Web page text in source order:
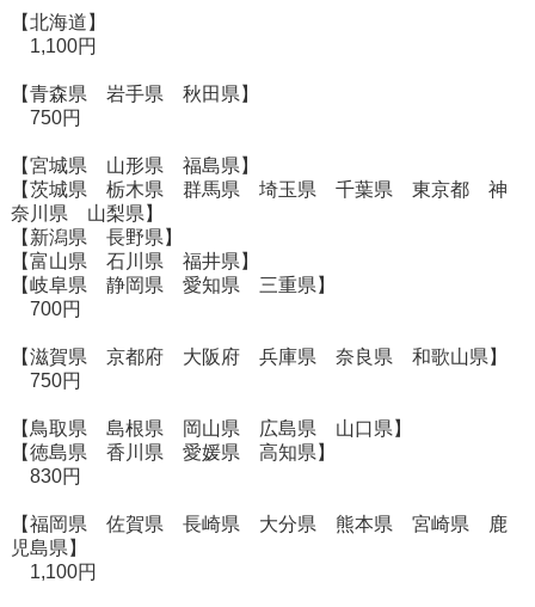
【北海道】
1,100円
【青森県 岩手県 秋田県】
750円
【宮城県 山形県 福島県】
【茨城県 栃木県 群馬県 埼玉県 千葉県 東京都 神
奈川県 山梨県】
【新潟県 長野県】
【富山県 石川県 福井県】
【岐阜県 静岡県 愛知県 三重県】
700円
【滋賀県 京都府 大阪府 兵庫県 奈良県 和歌山県】
750円
【鳥取県 島根県 岡山県 広島県 山口県】
【徳島県 香川県 愛媛県 高知県】
830円
【福岡県 佐賀県 長崎県 大分県 熊本県 宮崎県 鹿
児島県】
1,100円